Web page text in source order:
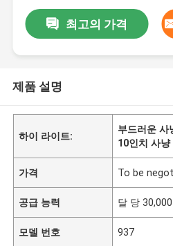
최고의 가격
제품 설명
하이 라이트:
부드러운 사
10인치 사
가격 To be
공급 능력 달 당
모델 번호 937